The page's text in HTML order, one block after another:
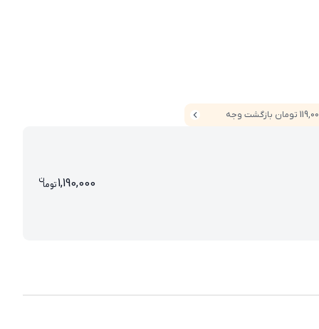
تومان بازگشت وجه
1,190,000توما
ن
قیمت پرش معدل عربی دهم